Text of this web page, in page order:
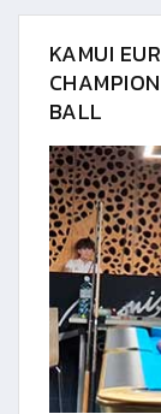
KAMUI
BALL